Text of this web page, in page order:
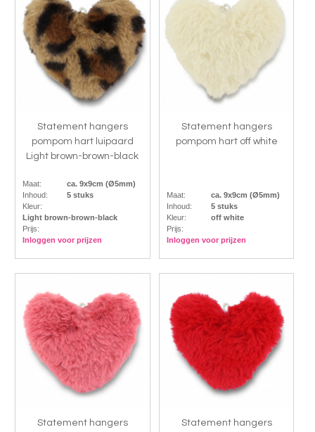
Statement hangers
pompom hart luipaard
Light brown-brown-black
Maat:
ca. 9x9cm (Ø5mm)
Inhoud:
5 stuks
Kleur:
Light brown-brown-black
Prijs:
Inloggen voor prijzen
Statement hangers
pompom hart off white
Maat:
ca. 9x9cm (Ø5mm)
Inhoud:
5 stuks
Kleur:
off white
Prijs:
Inloggen voor prijzen
Statement hangers
Statement hangers